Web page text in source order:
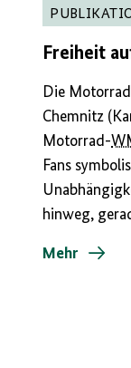
Freiheit
Die
Chemnitz
Motorrad-
Fans
hinweg,
Mehr